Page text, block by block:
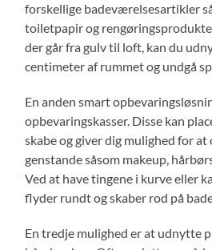
forskellige badeværelsesartikler
toiletpapir og
der går fra gulv til loft, kan du
centimeter af rummet og undgå
En anden smart
opbevaringskasser. Disse kan
skabe og giver dig mulighed for
genstande såsom makeup,
Ved at have tingene i kurve eller
flyder rundt og skaber rod på
En tredje mulighed er at udnytte